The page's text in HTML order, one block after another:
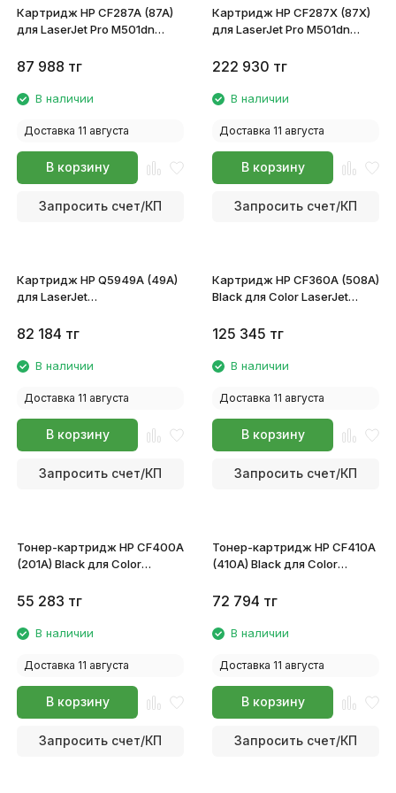
Картридж HP CF287A (87A)
для LaserJet Pro M501dn
MFP M527c/M527f/M527dn
87 988 тг
В наличии
Доставка 11 августа
В корзину
Запросить счет/КП
Картридж HP CF287X (87X)
для LaserJet Pro M501dn
MFP M527c/M527f/M527dn
222 930 тг
В наличии
Доставка 11 августа
В корзину
Запросить счет/КП
Картридж HP Q5949A (49A)
для LaserJet
82 184 тг
В наличии
Доставка 11 августа
В корзину
Запросить счет/КП
Картридж HP CF360A (508A)
Black для Color LaserJet
125 345 тг
В наличии
Доставка 11 августа
В корзину
Запросить счет/КП
Тонер-картридж HP CF400A
(201A) Black для Color
55 283 тг
В наличии
Доставка 11 августа
В корзину
Запросить счет/КП
Тонер-картридж HP CF410A
(410A) Black для Color
72 794 тг
В наличии
Доставка 11 августа
В корзину
Запросить счет/КП